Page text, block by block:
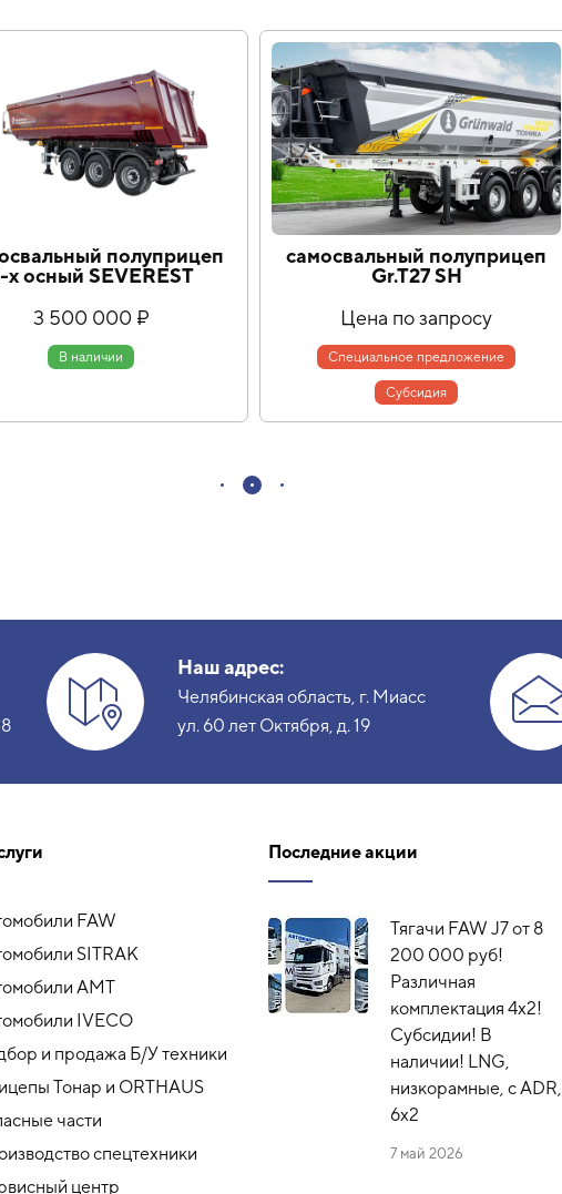
полуприцеп
х осный SEVEREST
3 500 000 ₽
В наличии
самосвальный полуприцеп
Gr.T27 SH
Цена по запросу
Специальное предложение
Cубсидия
Наш адрес:
Челябинская область, г. Миасс
ул. 60 лет Октября, д. 19
FAW
SITRAK
АМТ
IVECO
и продажа Б/У техники
Тонар и ORTHAUS
части
спецтехники
центр
Последние акции
Тягачи FAW J7 от 8
200 000 руб!
Различная
комплектация 4х2!
Субсидии! В
наличии! LNG,
низкорамные, с ADR,
6x2
7 май 2026